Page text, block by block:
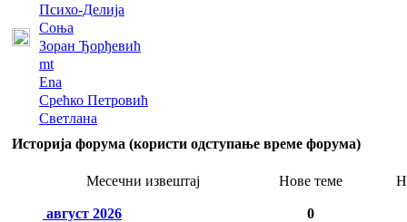
Психо-Делија
Соња
Зоран Ђорђевић
mt
Ena
Срећко Петровић
Светлана
Историја форума (користи одступање време форума)
Месечни извештај Нове теме
август 2026
0